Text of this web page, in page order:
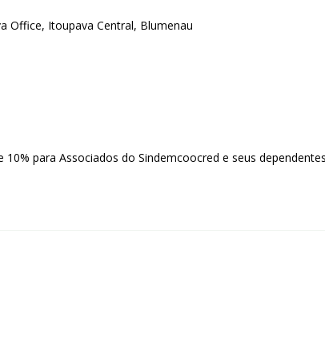
Office, Itoupava Central, Blumenau
para Associados do Sindemcoocred e seus